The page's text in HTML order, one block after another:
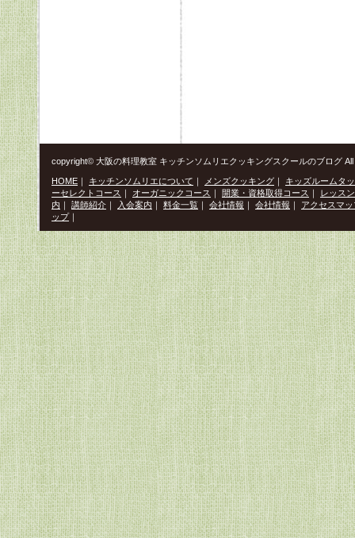
copyright© 大阪の料理教室 キッチンソムリエクッキングスクールのブログ
HOME ｜ キッチンソムリエについて ｜ メンズクッキング ｜
キッズルームタ
ーセレクトコース ｜ オーガニックコース ｜ 開業・資格取得コース ｜
レッス
内 ｜ 講師紹介 ｜ 入会案内 ｜ 料金一覧 ｜ 会社情報 ｜ 会社情報 ｜
アクセスマッ
ップ｜